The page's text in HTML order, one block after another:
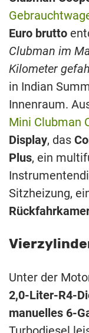
Euro brutto
Clubman im
Kilometer
in Indian
Innenraum.
Mini Clubman
Display, das
Plus, ein
Sitzheizung,
Unter der
2,0-Liter-R4-
manuelles 6-